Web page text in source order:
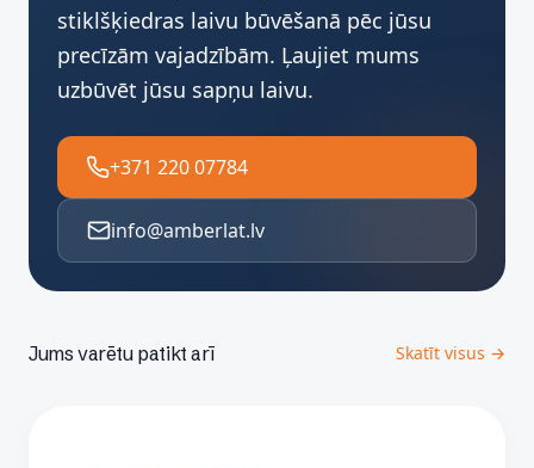
stiklšķiedras laivu būvēšanā pēc jūsu
precīzām vajadzībām. Ļaujiet mums
uzbūvēt jūsu sapņu laivu.
+371 220 07784
info@amberlat.lv
Jums varētu patikt arī Skatīt visus →